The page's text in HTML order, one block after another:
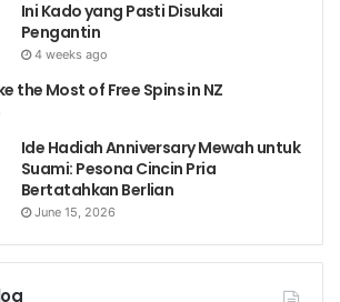
Ini Kado yang Pasti Disukai
Pengantin
4 weeks ago
the Most of Free Spins in NZ
Ide Hadiah Anniversary Mewah untuk
Suami: Pesona Cincin Pria
Bertatahkan Berlian
June 15, 2026